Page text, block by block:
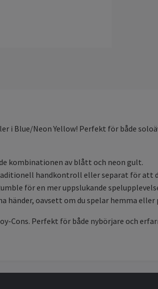
i Blue/Neon Yellow! Perfekt för både
kombinationen av blått och neon gult.
handkontroll eller separat för att
för en mer uppslukande
händer, oavsett om du spelar hemma eller
Cons. Perfekt för både nybörjare och